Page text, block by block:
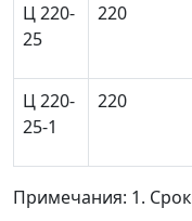
Ц 220-
25
220
Ц 220-
25-1
220
Примечания: 1.